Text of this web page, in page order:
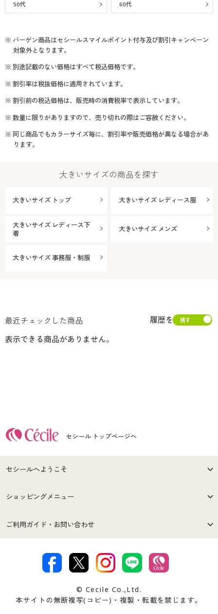
50代 60代
※ バーゲン商品はセシールスマイルポイント付与及び割引キャンペーン
対象外となります。
※ 別途記載のない価格はすべて税込価格です。
※ 割引率は税抜価格に適用されています。
※ 割引前の税込価格は、販売時の消費税率で表示しています。
※ 数量に限りがありますので、売り切れの際はご容赦ください。
※ 同じ商品でもカラーサイズ毎に、割引率や販売価格が異なる場合があ
ります。
大きいサイズの商品を探す
大きいサイズ トップ 大きいサイズ レディース服
大きいサイズ レディース下
着
大きいサイズ メンズ
大きいサイズ 事務服・制服
最近チェックした商品
履歴を
表示できる商品がありません。
セシール トップページへ
セシールへようこそ
はじめての方へ
セシールご利用規約
著作権・商標について 会社案内
ショッピングメニュー
商品カテゴリ
プレゼント＆キャンペーン サイトマップ
ご利用ガイド・お問い合わせ
交換・返品は お支払は
会員登録・お客様情報変更に
お客様番号・パスワードをお
© Cecile Co.,Ltd.
本サイトの無断複写(コピー)・複製・転載を禁じます。